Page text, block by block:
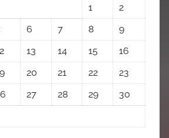
1
2
6 7 8
9
13 14 15
16
20 21 22
23
27 28 29
30